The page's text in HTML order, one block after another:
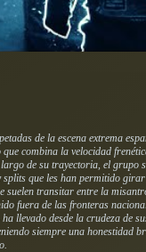
de la escena extrema
combina la velocidad
de su trayectoria, el grupo
que les han permitido
suelen transitar entre la
fuera de las fronteras
llevado desde la crudeza de
siempre una honestidad